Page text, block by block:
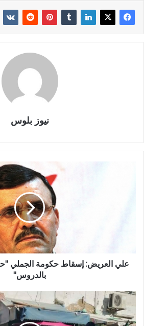
نيوز بلوس
علي العريض: إسقاط حكومة الجملي
بالدروس"